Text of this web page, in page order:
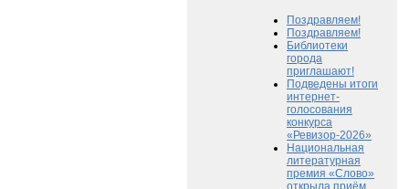
Поздравляем!
Поздравляем!
Библиотеки
города
приглашают!
Подведены итоги
интернет-
голосования
конкурса
«Ревизор-2026»
Национальная
литературная
премия «Слово»
открыла приём